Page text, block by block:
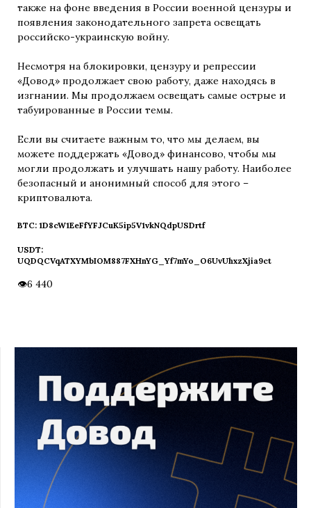
также на фоне введения в России военной цензуры и
появления законодательного запрета освещать
российско-украинскую войну.
Несмотря на блокировки, цензуру и репрессии
«Довод» продолжает свою работу, даже находясь в
изгнании. Мы продолжаем освещать самые острые и
табуированные в России темы.
Если вы считаете важным то, что мы делаем, вы
можете поддержать «Довод» финансово, чтобы мы
могли продолжать и улучшать нашу работу. Наиболее
безопасный и анонимный способ для этого –
криптовалюта.
BTC: 1D8cW1EeFfYFJCuK5ip5V1vkNQdpUSDrtf
USDT:
UQDQCVqATXYMbIOM887FXHnYG_Yf7mYo_O6UvUhxzXjia9ct
6 440